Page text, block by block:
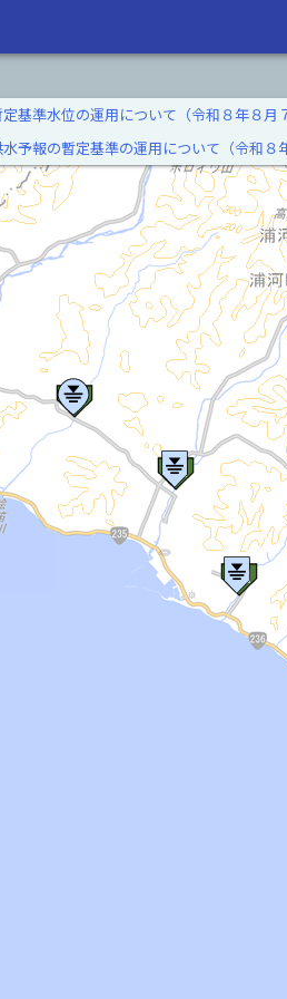
基準水位の運用について（令和８年８月７
予報の暫定基準の運用について（令和８